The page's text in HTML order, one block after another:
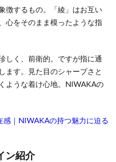
徴するもの。「綾」はお互い
心をそのまま模ったような指
しく、前衛的。ですが指に通
ます。見た目のシャープさと
ような着け心地。NIWAKAの
｜NIWAKAの持つ魅力に迫る
ン紹介